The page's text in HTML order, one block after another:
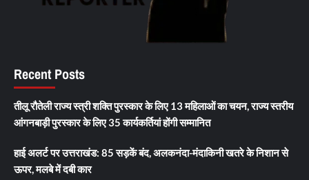
Recent Posts
तीलू रौतेली राज्य स्त्री शक्ति पुरस्कार के लिए 13 महिलाओं का चयन, राज्य स्तरीय
आंगनबाड़ी पुरस्कार के लिए 35 कार्यकर्तियां होंगी सम्मानित
हाई अलर्ट पर उत्तराखंड: 85 सड़कें बंद, अलकनंदा-मंदाकिनी खतरे के निशान से
ऊपर, मलबे में दबी कार